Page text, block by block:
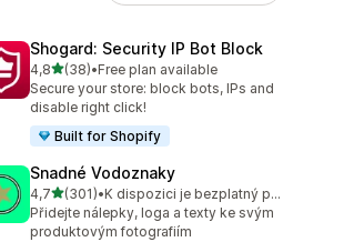
Shogard: Security IP Bot Block
4,8z 5 hvězd
(38)
Celkový počet recenzí: 38
•Free plan available
Secure your store: block bots, IPs and
disable right click!
Built for Shopify
Snadné Vodoznaky
4,7z 5 hvězd
(301)
Celkový počet recenzí: 301
•
K dispozici je bezplatný plán
Přidejte nálepky, loga a texty ke svým
produktovým fotografiím